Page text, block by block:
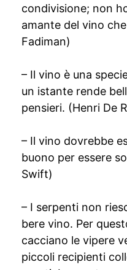
condivisione; non
amante del vino
Fadiman)
– Il vino è una
un istante rende
pensieri. (Henri De
– Il vino dovrebbe
buono per essere
Swift)
– I serpenti non
bere vino. Per
cacciano le vipere
piccoli recipienti